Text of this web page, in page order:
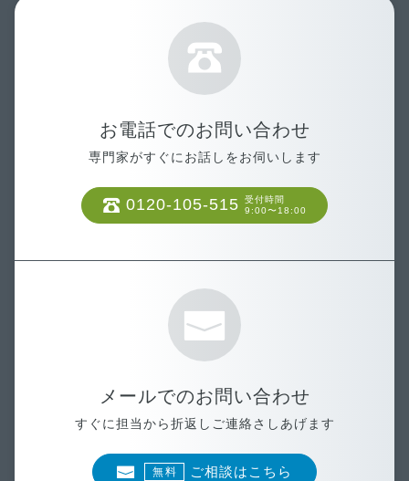
お電話でのお問い合わせ
専門家がすぐにお話しをお伺いします
0120-105-515
受付時間
9:00〜18:00
メールでのお問い合わせ
すぐに担当から折返しご連絡さしあげます
無料 ご相談はこちら